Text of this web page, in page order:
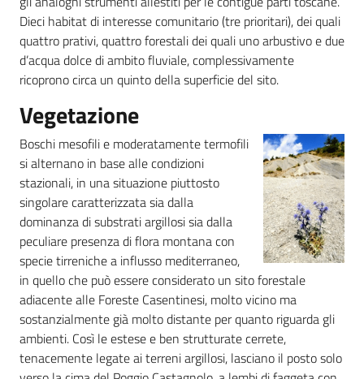
Dieci habitat di interesse comunitario (tre prioritari), dei quali
quattro prativi, quattro forestali dei quali uno arbustivo e due
d’acqua dolce di ambito fluviale, complessivamente
ricoprono circa un quinto della superficie del sito.
Vegetazione
Boschi mesofili e moderatamente termofili
si alternano in base alle condizioni
stazionali, in una situazione piuttosto
singolare caratterizzata sia dalla
dominanza di substrati argillosi sia dalla
peculiare presenza di flora montana con
specie tirreniche a influsso mediterraneo,
in quello che può essere considerato un sito forestale
adiacente alle Foreste Casentinesi, molto vicino ma
sostanzialmente già molto distante per quanto riguarda gli
ambienti. Così le estese e ben strutturate cerrete,
tenacemente legate ai terreni argillosi, lasciano il posto solo